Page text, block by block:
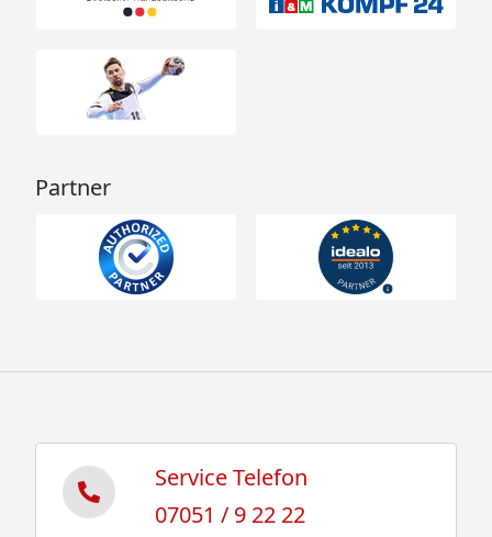
Partner
Service Telefon
07051 / 9 22 22